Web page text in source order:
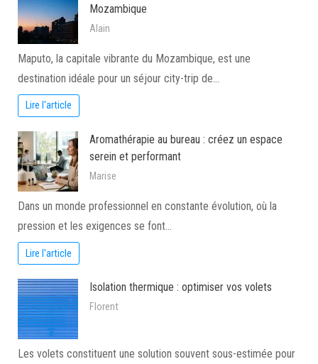
Mozambique
Alain
Maputo, la capitale vibrante du Mozambique, est une
destination idéale pour un séjour city-trip de…
Lire l'article
Aromathérapie au bureau : créez un espace
serein et performant
Marise
Dans un monde professionnel en constante évolution, où la
pression et les exigences se font…
Lire l'article
Isolation thermique : optimiser vos volets
Florent
Les volets constituent une solution souvent sous-estimée pour